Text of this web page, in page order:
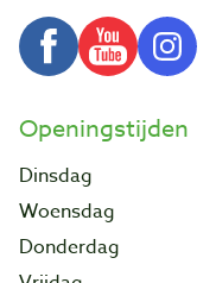
Openingstijden
Dinsdag
Woensdag
Donderdag